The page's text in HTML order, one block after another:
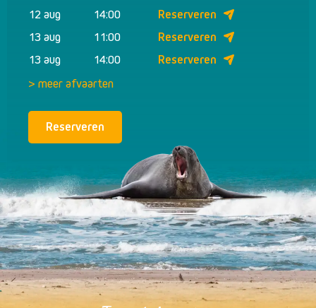
12 aug
14:00
Reserveren
13 aug
11:00
Reserveren
13 aug
14:00
Reserveren
> meer afvaarten
Reserveren